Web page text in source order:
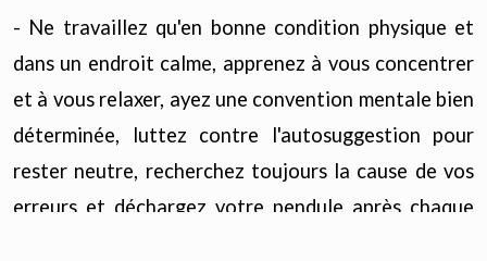
- Ne travaillez qu'en bonne condition physique et
dans un endroit calme, apprenez à vous concentrer
et à vous relaxer, ayez une convention mentale bien
déterminée, luttez contre l'autosuggestion pour
rester neutre, recherchez toujours la cause de vos
erreurs et déchargez votre pendule après chaque